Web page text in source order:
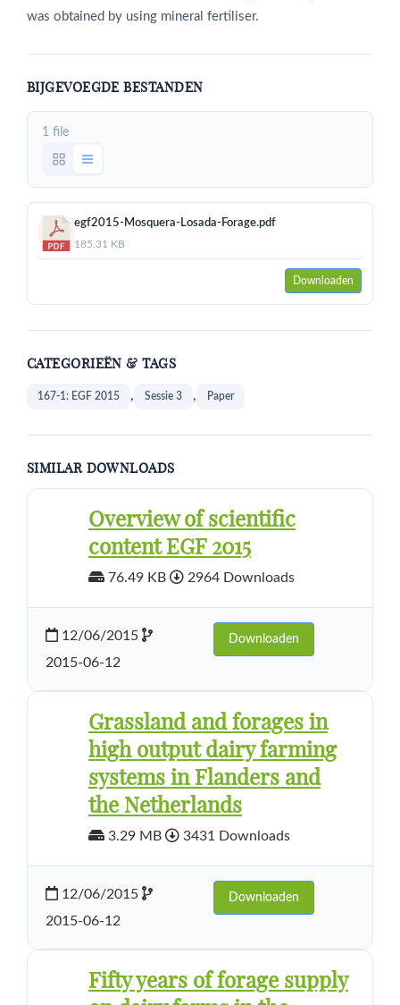
was obtained by using mineral fertiliser.
BIJGEVOEGDE BESTANDEN
1 file
egf2015-Mosquera-Losada-Forage.pdf
185.31 KB
Downloaden
CATEGORIEËN & TAGS
167-1: EGF 2015 , Sessie 3 , Paper
SIMILAR DOWNLOADS
Overview of scientific
content EGF 2015
76.49 KB 2964 Downloads
12/06/2015
2015-06-12
Downloaden
Grassland and forages in
high output dairy farming
systems in Flanders and
the Netherlands
3.29 MB 3431 Downloads
12/06/2015
2015-06-12
Downloaden
Fifty years of forage supply